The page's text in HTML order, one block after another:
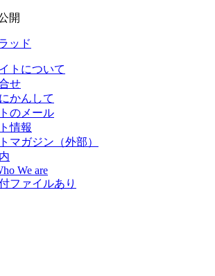
開
ッド
トについて
せ
かんして
のメール
情報
マガジン（外部）
We are
ファイルあり